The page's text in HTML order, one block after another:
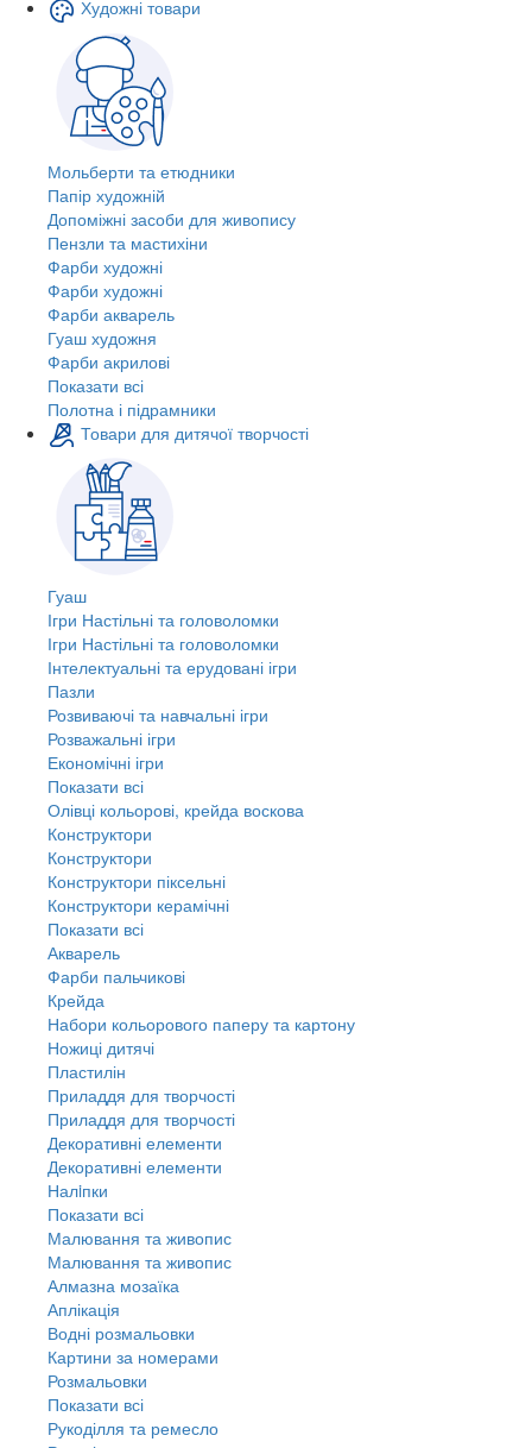
Художні товари
Мольберти та етюдники
Папір художній
Допоміжні засоби для живопису
Пензли та мастихіни
Фарби художні
Фарби художні
Фарби акварель
Гуаш художня
Фарби акрилові
Показати всі
Полотна і підрамники
Товари для дитячої творчості
Гуаш
Ігри Настільні та головоломки
Ігри Настільні та головоломки
Інтелектуальні та ерудовані ігри
Пазли
Розвиваючі та навчальні ігри
Розважальні ігри
Економічні ігри
Показати всі
Олівці кольорові, крейда воскова
Конструктори
Конструктори
Конструктори піксельні
Конструктори керамічні
Показати всі
Акварель
Фарби пальчикові
Крейда
Набори кольорового паперу та картону
Ножиці дитячі
Пластилін
Приладдя для творчості
Приладдя для творчості
Декоративні елементи
Декоративні елементи
Налiпки
Показати всі
Малювання та живопис
Малювання та живопис
Алмазна мозаїка
Аплікація
Водні розмальовки
Картини за номерами
Розмальовки
Показати всі
Рукоділля та ремесло